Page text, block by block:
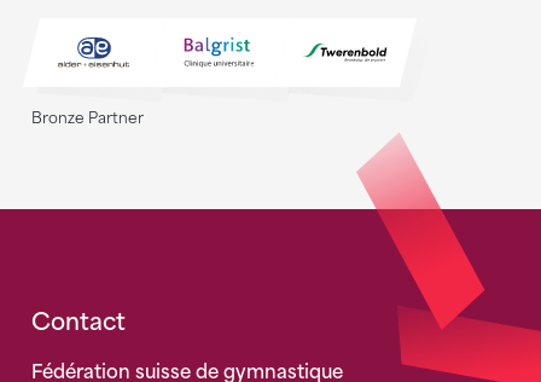
Bronze Partner
Fusszeile
Contact
Fédération suisse de gymnastique